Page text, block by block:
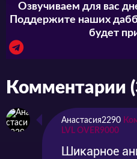
Озвучиваем для вас
Поддержите наших
будет
Комментарии
Анастасия2290
LVL OVER9000
Шикарное